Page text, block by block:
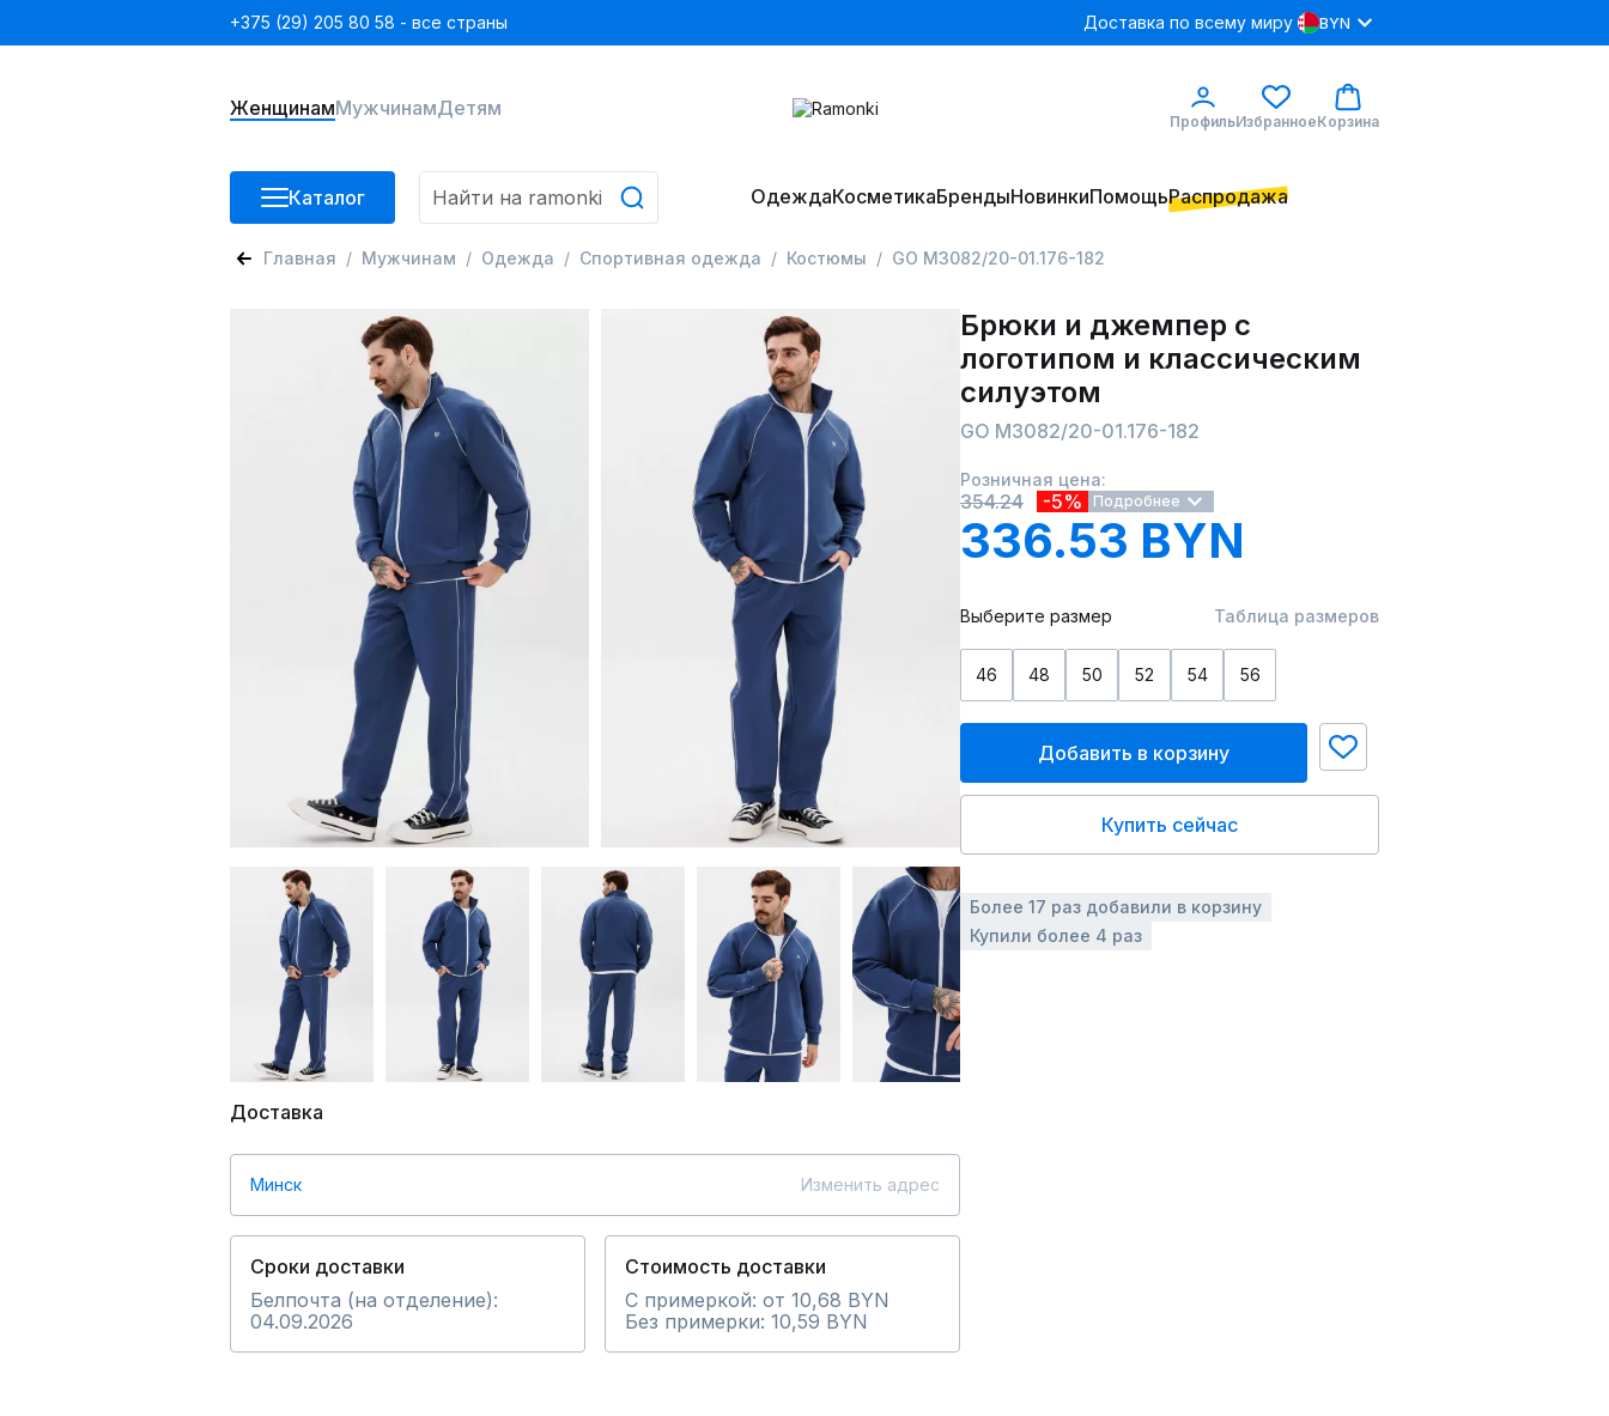
+375 (29) 205 80 58 - все страны Доставка по всему миру BYN
ЖенщинамМужчинамДетям
ПрофильИзбранноеКорзина
Каталог ОдеждаКосметикаБрендыНовинкиПомощьРаспродажа
Главная Мужчинам Одежда Спортивная одежда Костюмы GO M3082/20-01.176-182
Доставка
Минск Изменить адрес
Сроки доставки
Белпочта (на отделение):
04.09.2026
Стоимость доставки
С примеркой: от 10,68 BYN
Без примерки: 10,59 BYN
Брюки и джемпер с
логотипом и классическим
силуэтом
GO M3082/20-01.176-182
Розничная цена:
354.24 -5% Подробнее
336.53 BYN
Выберите размер Таблица размеров
46 48 50 52 54 56
Добавить в корзину
Купить сейчас
Более 17 раз добавили в корзину
Купили более 4 раз